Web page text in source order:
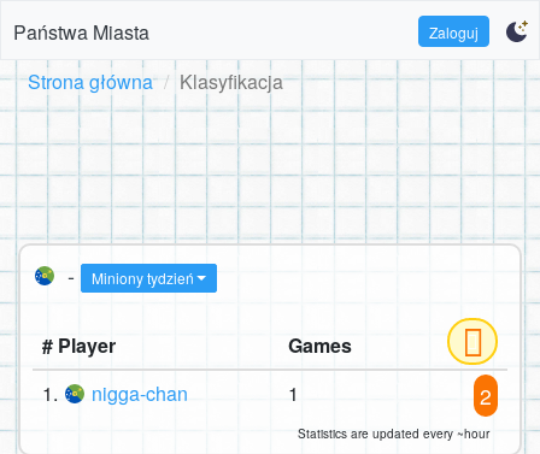
Państwa Miasta Zaloguj
Strona główna Klasyfikacja
- Miniony tydzień
# Player
Games
1.
nigga-chan 1 2
Statistics are updated every ~hour